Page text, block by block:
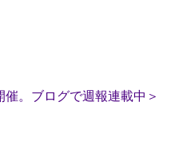
。ブログで週報連載中＞